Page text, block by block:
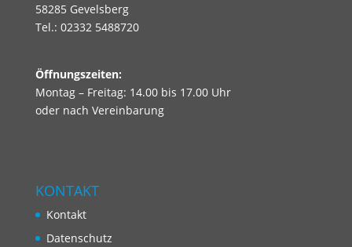
58285 Gevelsberg
Tel.: 02332 5488720
Öffnungszeiten:
Montag – Freitag: 14.00 bis 17.00 Uhr
oder nach Vereinbarung
KONTAKT
Kontakt
Datenschutz